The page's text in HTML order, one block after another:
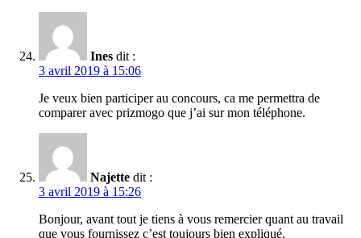
Ines dit :
3 avril 2019 à 15:06
Je veux bien participer au concours, ca me permettra de
comparer avec prizmogo que j’ai sur mon téléphone.
Najette dit :
3 avril 2019 à 15:26
Bonjour, avant tout je tiens à vous remercier quant au travail
que vous fournissez c’est toujours bien expliqué.